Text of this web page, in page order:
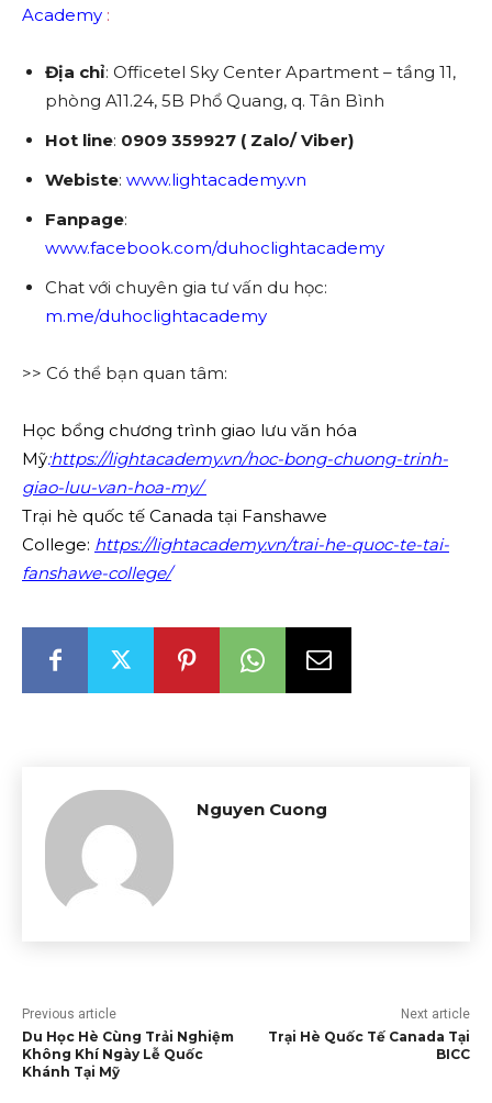
Academy :
Địa chỉ: Officetel Sky Center Apartment – tầng 11,
phòng A11.24, 5B Phổ Quang, q. Tân Bình
Hot line: 0909 359927 ( Zalo/ Viber)
Webiste: www.lightacademy.vn
Fanpage:
www.facebook.com/duhoclightacademy
Chat với chuyên gia tư vấn du học:
m.me/duhoclightacademy
>> Có thể bạn quan tâm:
Học bổng chương trình giao lưu văn hóa
Mỹ:https://lightacademy.vn/hoc-bong-chuong-trinh-
giao-luu-van-hoa-my/
Trại hè quốc tế Canada tại Fanshawe
College: https://lightacademy.vn/trai-he-quoc-te-tai-
fanshawe-college/
Nguyen Cuong
Previous article
Du Học Hè Cùng Trải Nghiệm
Không Khí Ngày Lễ Quốc
Khánh Tại Mỹ
Next article
Trại Hè Quốc Tế Canada Tại
BICC